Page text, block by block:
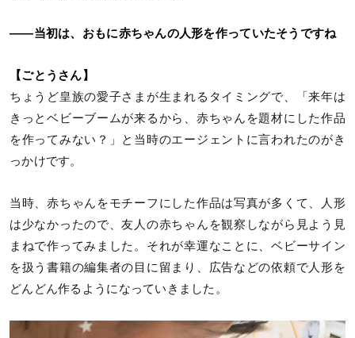
――当初は、おもに赤ちゃんの人形を作っていたそうですね
【ごとうさん】
ちょうど皇族の愛子さまが生まれるタイミングで、「来年は
きっとベビーブームが来るから、赤ちゃんを題材にした作品
を作ってみない？」と当時のエージェントに言われたのがき
っかけです。
当時、赤ちゃんをモチーフにした作品は写真が多くて、人形
は少なかったので、友人の赤ちゃんを観察しながら見よう見
まねで作ってみました。それが幸運なことに、ベビーサイン
を扱う書籍の編集者の目に留まり、広告などの依頼で人形を
どんどん作るようになっていきました。